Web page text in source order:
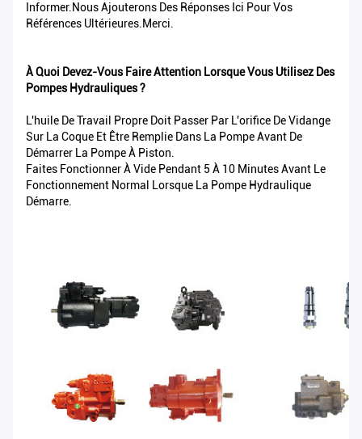
Informer.Nous Ajouterons Des Réponses Ici Pour Vos
Références Ultérieures.Merci.
À Quoi Devez-Vous Faire Attention Lorsque Vous Utilisez Des
Pompes Hydrauliques ?
L'huile De Travail Propre Doit Passer Par L'orifice De Vidange
Sur La Coque Et Être Remplie Dans La Pompe Avant De
Démarrer La Pompe À Piston.
Faites Fonctionner À Vide Pendant 5 À 10 Minutes Avant Le
Fonctionnement Normal Lorsque La Pompe Hydraulique
Démarre.